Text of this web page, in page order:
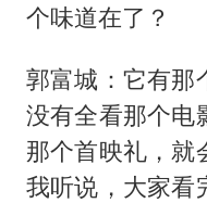
个味道在了？
郭富城：它有那
没有全看那个电
那个首映礼，就
我听说，大家看